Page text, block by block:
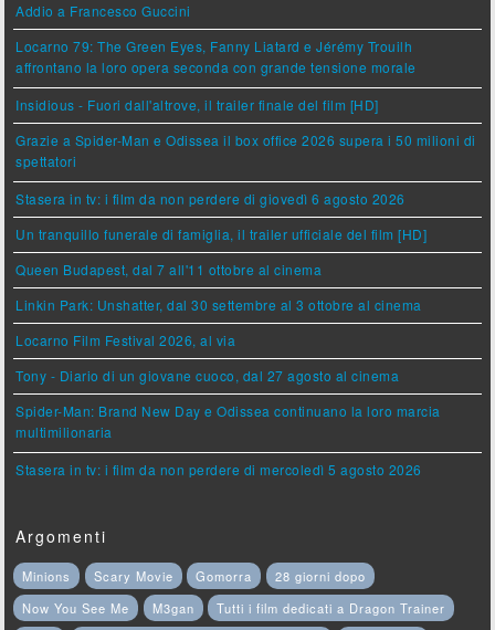
Addio a Francesco Guccini
Locarno 79: The Green Eyes, Fanny Liatard e Jérémy Trouilh
affrontano la loro opera seconda con grande tensione morale
Insidious - Fuori dall'altrove, il trailer finale del film [HD]
Grazie a Spider-Man e Odissea il box office 2026 supera i 50 milioni di
spettatori
Stasera in tv: i film da non perdere di giovedì 6 agosto 2026
Un tranquillo funerale di famiglia, il trailer ufficiale del film [HD]
Queen Budapest, dal 7 all'11 ottobre al cinema
Linkin Park: Unshatter, dal 30 settembre al 3 ottobre al cinema
Locarno Film Festival 2026, al via
Tony - Diario di un giovane cuoco, dal 27 agosto al cinema
Spider-Man: Brand New Day e Odissea continuano la loro marcia
multimilionaria
Stasera in tv: i film da non perdere di mercoledì 5 agosto 2026
Argomenti
Minions Scary Movie Gomorra
28 giorni dopo
Now You See Me
M3gan
Tutti i film dedicati a Dragon Trainer